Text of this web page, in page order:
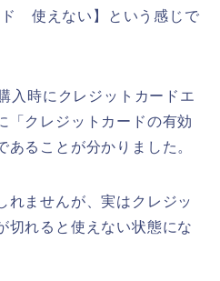
ド 使えない】という感じで
入時にクレジットカードエ
「クレジットカードの有効
ることが分かりました。
れませんが、実はクレジッ
切れると使えない状態にな